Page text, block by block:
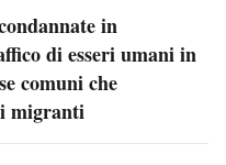
in
di esseri umani in
comuni che
migranti